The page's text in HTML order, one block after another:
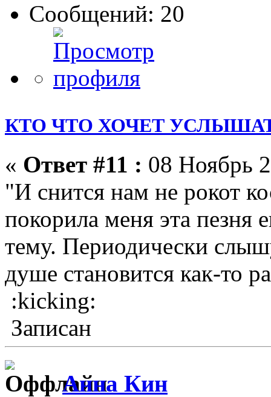
Сообщений: 20
КТО ЧТО ХОЧЕТ
« Ответ #11 : 08 Ноябрь
"И снится нам не рокот
покорила меня эта пезня
тему. Периодически
душе становится как-то
:kicking:
Записан
Анна Кин